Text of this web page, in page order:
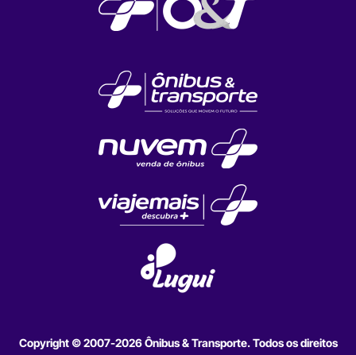
Copyright © 2007-2026 Ônibus & Transporte. Todos os direitos